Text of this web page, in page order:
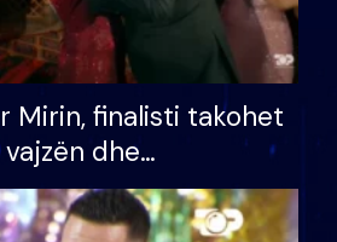
Mirin, finalisti takohet
dhe
S’kemi ndonjë letër